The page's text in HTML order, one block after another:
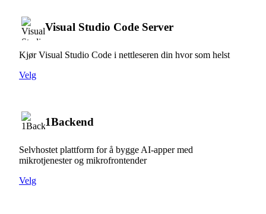
Visual Studio Code Server
Kjør Visual Studio Code i nettleseren din hvor som helst
Velg
1Backend
Selvhostet plattform for å bygge AI-apper med
mikrotjenester og mikrofrontender
Velg